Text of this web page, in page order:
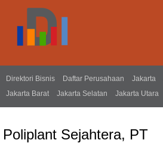
Direktori Bisnis Daftar Perusahaan Jakarta
Jakarta Barat
Jakarta Selatan Jakarta Utara
Poliplant Sejahtera, PT